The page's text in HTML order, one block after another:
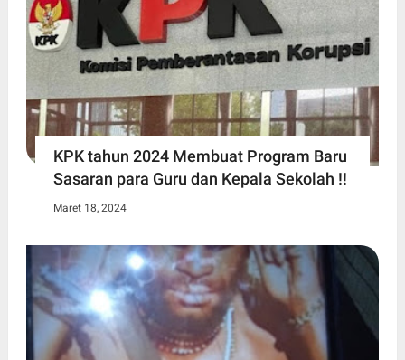
KPK tahun 2024 Membuat Program Baru
Sasaran para Guru dan Kepala Sekolah !!
Maret 18, 2024